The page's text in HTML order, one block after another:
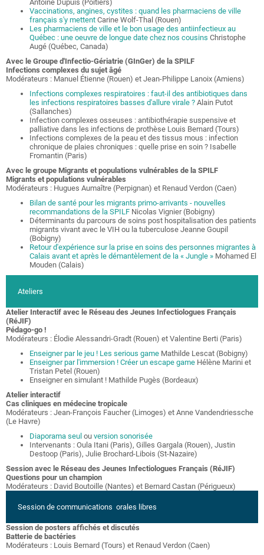
Antoine Dupuis (Poitiers)
Vaccinations, angines, cystites : quand les pharmaciens de ville
français s'y mettent Carine Wolf-Thal (Rouen)
Les pharmaciens de ville et le bon usage des antiinfectieux au
Québec : une oeuvre de longue date chez nos cousins Christophe
Augé (Québec, Canada)
Avec le Groupe d'Infectio-Gériatrie (GInGer) de la SPILF
Infections complexes du sujet âgé
Modérateurs : Manuel Étienne (Rouen) et Jean-Philippe Lanoix (Amiens)
Infections complexes respiratoires : faut-il des antibiotiques dans
les infections respiratoires basses d'allure virale ? Alain Putot
(Sallanches)
Infection complexes osseuses : antibiothérapie suspensive et
palliative dans les infections de prothèse Louis Bernard (Tours)
Infections complexes de la peau et des tissus mous : infection
chronique de plaies chroniques : quelle prise en soin ? Isabelle
Fromantin (Paris)
Avec le groupe Migrants et populations vulnérables de la SPILF
Migrants et populations vulnérables
Modérateurs : Hugues Aumaître (Perpignan) et Renaud Verdon (Caen)
Bilan de santé pour les migrants primo-arrivants - nouvelles
recommandations de la SPILF Nicolas Vignier (Bobigny)
Déterminants du parcours de soins post hospitalisation des patients
migrants vivant avec le VIH ou la tuberculose Jeanne Goupil
(Bobigny)
Retour d'expérience sur la prise en soins des personnes migrantes à
Calais avant et après le démantèlement de la « Jungle » Mohamed El
Mouden (Calais)
Ateliers
Atelier Interactif avec le Réseau des Jeunes Infectiologues Français
(RéJIF)
Pédago-go !
Modérateurs : Élodie Alessandri-Gradt (Rouen) et Valentine Berti (Paris)
Enseigner par le jeu ! Les serious game Mathilde Lescat (Bobigny)
Enseigner par l'immersion ! Créer un escape game Hélène Marini et
Tristan Petel (Rouen)
Enseigner en simulant ! Mathilde Pugès (Bordeaux)
Atelier interactif
Cas cliniques en médecine tropicale
Modérateurs : Jean-François Faucher (Limoges) et Anne Vandendriessche
(Le Havre)
Diaporama seul ou version sonorisée
Intervenants : Oula Itani (Paris), Gilles Gargala (Rouen), Justin
Destoop (Paris), Julie Brochard-Libois (St-Nazaire)
Session avec le Réseau des Jeunes Infectiologues Français (RéJIF)
Questions pour un champion
Modérateurs : David Boutoille (Nantes) et Bernard Castan (Périgueux)
Session de communications orales libres
Session de posters affichés et discutés
Batterie de bactéries
Modérateurs : Louis Bernard (Tours) et Renaud Verdon (Caen)